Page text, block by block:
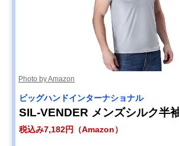
Photo by Amazon
ビッグハンドインターナショナル
SIL-VENDER メンズシルク半
税込み7,182円（Amazon）